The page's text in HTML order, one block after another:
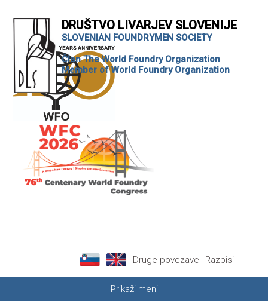
DRUŠTVO LIVARJEV SLOVENIJE
SLOVENIAN FOUNDRYMEN SOCIETY
Član The World Foundry Organization
Member of World Foundry Organization
Druge povezave Razpisi
Prikaži meni